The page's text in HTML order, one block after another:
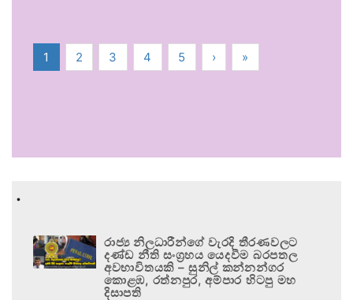
1 2 3 4 5 › »
.
රාජ්‍ය නිලධාරීන්ගේ වැරදි තීරණවලට
දණ්ඩ නීති සංග්‍රහය යෙදවීම බරපතල
අවභාවිතයකි – සුනිල් කන්නන්ගර
කොළඹ, රත්නපුර, අම්පාර හිටපු මහ
දිසාපති